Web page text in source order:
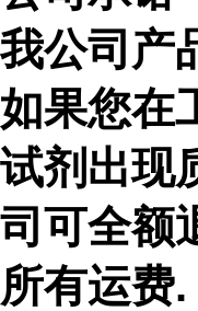
我公司产
如果您在
试剂出现
司可全额
所有运费.